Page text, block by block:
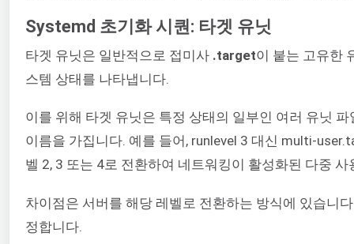
Systemd 초기화 시퀀: 타겟 유닛
타겟 유닛은 일반적으로 접미사 .target이 붙는 고유한
스템 상태를 나타냅니다.
이를 위해 타겟 유닛은 특정 상태의 일부인 여러 유닛
이름을 가집니다. 예를 들어, runlevel 3 대신 multi-
벨 2, 3 또는 4로 전환하여 네트워킹이 활성화된 다중
차이점은 서버를 해당 레벨로 전환하는 방식에 있습니
정합니다.